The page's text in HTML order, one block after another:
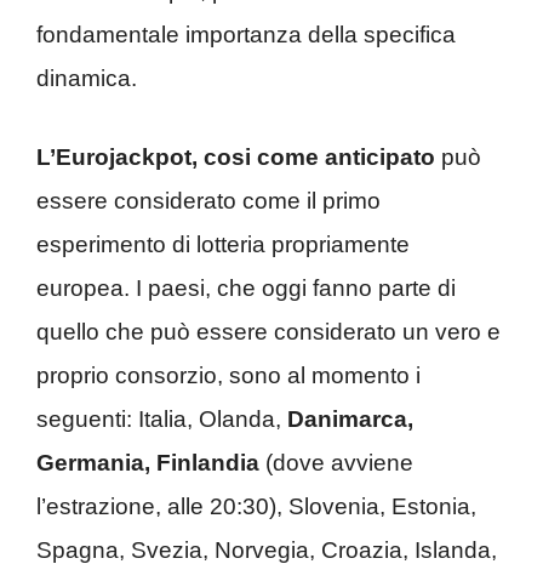
fondamentale importanza della specifica
dinamica.
L’Eurojackpot, cosi come anticipato può
essere considerato come il primo
esperimento di lotteria propriamente
europea. I paesi, che oggi fanno parte di
quello che può essere considerato un vero e
proprio consorzio, sono al momento i
seguenti: Italia, Olanda, Danimarca,
Germania, Finlandia (dove avviene
l’estrazione, alle 20:30), Slovenia, Estonia,
Spagna, Svezia, Norvegia, Croazia, Islanda,